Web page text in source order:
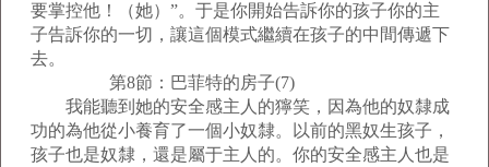
要掌控他！（她）”。于是你開始告訴你的孩子你的主
子告訴你的一切，讓這個模式繼續在孩子的中間傳遞下
去。
第8節：巴菲特的房子(7)
我能聽到她的安全感主人的獰笑，因為他的奴隸成
功的為他從小養育了一個小奴隸。以前的黑奴生孩子，
孩子也是奴隸，還是屬于主人的。你的安全感主人也是